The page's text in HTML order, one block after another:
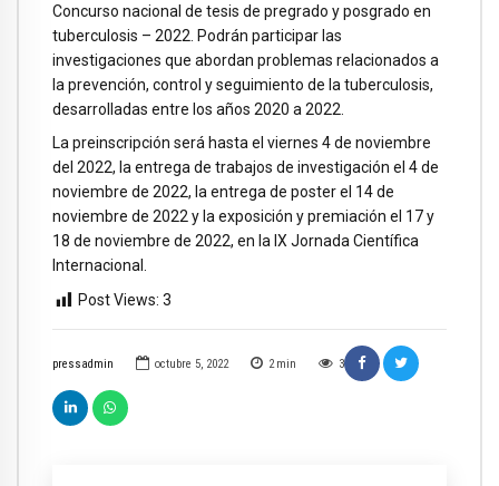
pressadmin octubre 5, 2022 2 min 3
Concurso nacional de tesis de pregrado y posgrado en
tuberculosis – 2022. Podrán participar las
investigaciones que abordan problemas relacionados a
la prevención, control y seguimiento de la tuberculosis,
desarrolladas entre los años 2020 a 2022.
La preinscripción será hasta el viernes 4 de noviembre
del 2022, la entrega de trabajos de investigación el 4 de
noviembre de 2022, la entrega de poster el 14 de
noviembre de 2022 y la exposición y premiación el 17 y
18 de noviembre de 2022, en la IX Jornada Científica
Internacional.
Post Views: 3